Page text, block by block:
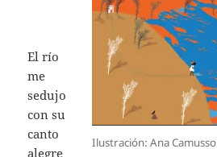
Ilustración: Ana Camusso
El río
me
sedujo
con su
canto
alegre